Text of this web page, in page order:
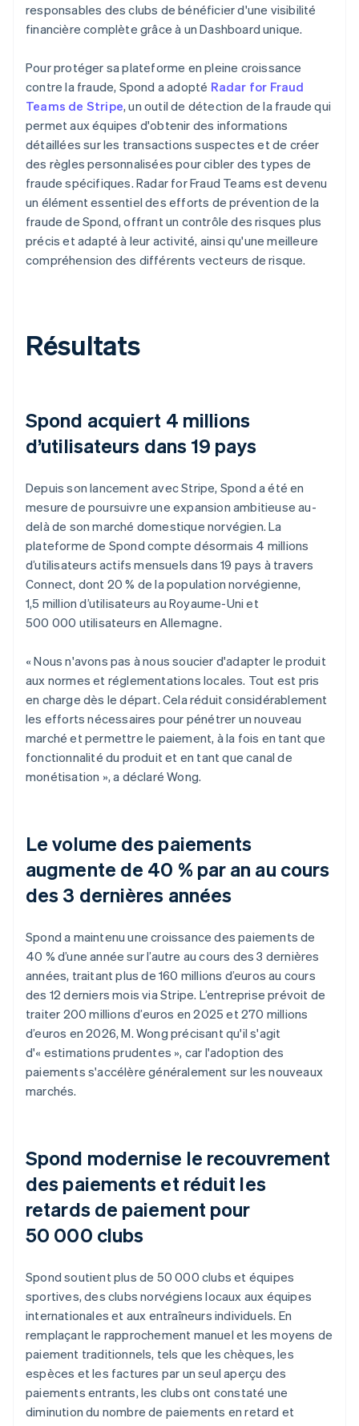
responsables des clubs de bénéficier d'une visibilité
financière complète grâce à un Dashboard unique.
Pour protéger sa plateforme en pleine croissance
contre la fraude, Spond a adopté Radar for Fraud
Teams de Stripe, un outil de détection de la fraude qui
permet aux équipes d'obtenir des informations
détaillées sur les transactions suspectes et de créer
des règles personnalisées pour cibler des types de
fraude spécifiques. Radar for Fraud Teams est devenu
un élément essentiel des efforts de prévention de la
fraude de Spond, offrant un contrôle des risques plus
précis et adapté à leur activité, ainsi qu'une meilleure
compréhension des différents vecteurs de risque.
Résultats
Spond acquiert 4 millions
d’utilisateurs dans 19 pays
Depuis son lancement avec Stripe, Spond a été en
mesure de poursuivre une expansion ambitieuse au-
delà de son marché domestique norvégien. La
plateforme de Spond compte désormais 4 millions
d’utilisateurs actifs mensuels dans 19 pays à travers
Connect, dont 20 % de la population norvégienne,
1,5 million d’utilisateurs au Royaume-Uni et
500 000 utilisateurs en Allemagne.
« Nous n'avons pas à nous soucier d'adapter le produit
aux normes et réglementations locales. Tout est pris
en charge dès le départ. Cela réduit considérablement
les efforts nécessaires pour pénétrer un nouveau
marché et permettre le paiement, à la fois en tant que
fonctionnalité du produit et en tant que canal de
monétisation », a déclaré Wong.
Le volume des paiements
augmente de 40 % par an au cours
des 3 dernières années
Spond a maintenu une croissance des paiements de
40 % d’une année sur l’autre au cours des 3 dernières
années, traitant plus de 160 millions d’euros au cours
des 12 derniers mois via Stripe. L’entreprise prévoit de
traiter 200 millions d’euros en 2025 et 270 millions
d’euros en 2026, M. Wong précisant qu'il s'agit
d'« estimations prudentes », car l'adoption des
paiements s'accélère généralement sur les nouveaux
marchés.
Spond modernise le recouvrement
des paiements et réduit les
retards de paiement pour
50 000 clubs
Spond soutient plus de 50 000 clubs et équipes
sportives, des clubs norvégiens locaux aux équipes
internationales et aux entraîneurs individuels. En
remplaçant le rapprochement manuel et les moyens de
paiement traditionnels, tels que les chèques, les
espèces et les factures par un seul aperçu des
paiements entrants, les clubs ont constaté une
diminution du nombre de paiements en retard et